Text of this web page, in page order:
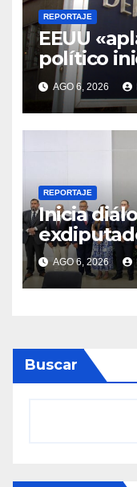
REPORTAJE
EEUU
político
AGO 6, 2026
REPORTAJE
Inicia
AN de
AGO 6, 2026
Buscar